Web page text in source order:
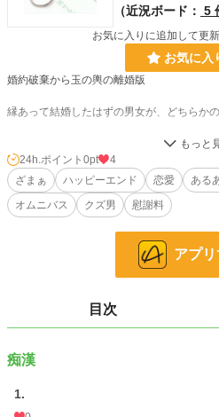
（近況ボード： 5
お気に入りに追加して更
お気に入
婚約破棄から玉の輿の離婚版
縁あって結婚したはずの男女が、どちらか
離婚してからの相手がどんどん落ちぶれて
たいと思っています
小説
恋愛
24h.ポイント 0pt
4
ざまぁ
ハッピーエンド 恋愛 ある
オムニバス
クズ男 慰謝料
アプ
目次
痴漢
1.